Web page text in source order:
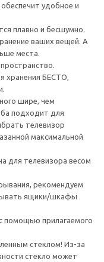
удобное и
плавно и бесшумно.
ваших вещей. А
места.
хранения БЕСТО,
шире, чем
подходит для
телевизор
максимальной
для телевизора весом
рекомендуем
ящики/шкафы
помощью прилагаемого
стеклом! Из-за
стекло может